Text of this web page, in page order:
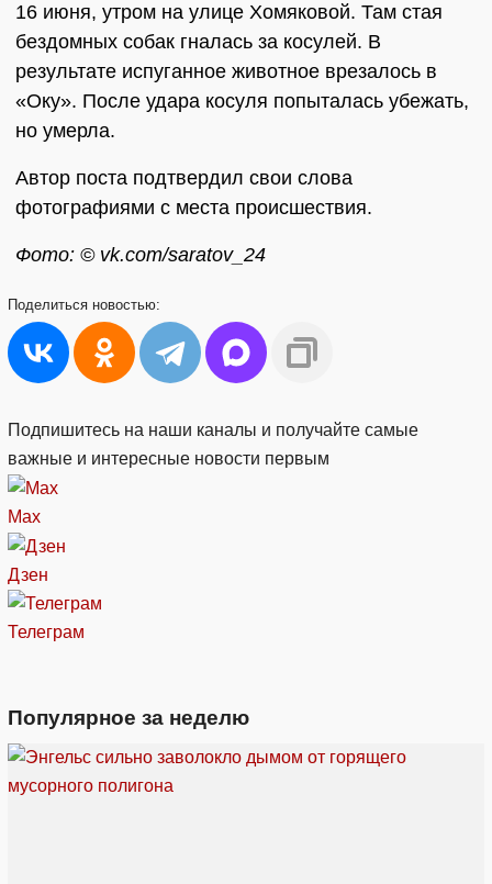
16 июня, утром на улице Хомяковой. Там стая
бездомных собак гналась за косулей. В
результате испуганное животное врезалось в
«Оку». После удара косуля попыталась убежать,
но умерла.
Автор поста подтвердил свои слова
фотографиями с места происшествия.
Фото: © vk.com/saratov_24
Поделиться новостью:
Подпишитесь на наши каналы и получайте самые
важные и интересные новости первым
Max
Дзен
Телеграм
Популярное за неделю